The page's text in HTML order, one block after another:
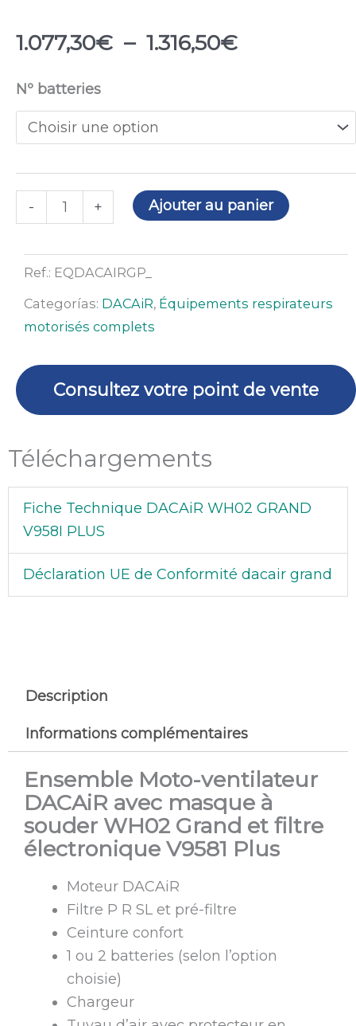
1.077,30€ – 1.316,50€Plage
1.077,30€
Nº batteries
-
quantité
de
Moto-
DACAiR
masque
souder
Grand
filtre
électronique
V958I
+ Ajouter au panier
Ref.: EQDACAIRGP_
Categorías: DACAiR, Équipements respirateurs
motorisés complets
Consultez votre point de vente
Téléchargements
Fiche Technique DACAiR WH02 GRAND
V958I PLUS
Déclaration UE de Conformité dacair grand
Description
Informations complémentaires
Ensemble Moto-ventilateur
DACAiR avec masque à
souder WH02 Grand et filtre
électronique V9581 Plus
Moteur DACAiR
Filtre P R SL et pré-filtre
Ceinture confort
1 ou 2 batteries (selon l’option
choisie)
Chargeur